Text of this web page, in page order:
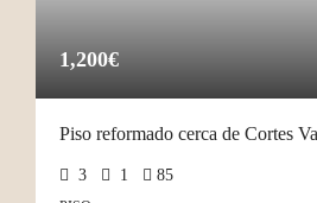
1,200€
3 1 85